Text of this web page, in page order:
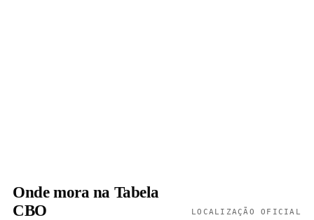
Onde mora na Tabela
CBO
LOCALIZAÇÃO OFICIAL